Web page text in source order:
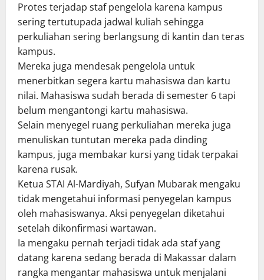
Protes terjadap staf pengelola karena kampus
sering tertutupada jadwal kuliah sehingga
perkuliahan sering berlangsung di kantin dan teras
kampus.
Mereka juga mendesak pengelola untuk
menerbitkan segera kartu mahasiswa dan kartu
nilai. Mahasiswa sudah berada di semester 6 tapi
belum mengantongi kartu mahasiswa.
Selain menyegel ruang perkuliahan mereka juga
menuliskan tuntutan mereka pada dinding
kampus, juga membakar kursi yang tidak terpakai
karena rusak.
Ketua STAI Al-Mardiyah, Sufyan Mubarak mengaku
tidak mengetahui informasi penyegelan kampus
oleh mahasiswanya. Aksi penyegelan diketahui
setelah dikonfirmasi wartawan.
Ia mengaku pernah terjadi tidak ada staf yang
datang karena sedang berada di Makassar dalam
rangka mengantar mahasiswa untuk menjalani